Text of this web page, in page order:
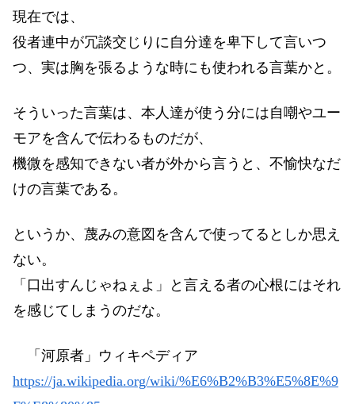
現在では、
役者連中が冗談交じりに自分達を卑下して言いつ
つ、実は胸を張るような時にも使われる言葉かと。
そういった言葉は、本人達が使う分には自嘲やユー
モアを含んで伝わるものだが、
機微を感知できない者が外から言うと、不愉快なだ
けの言葉である。
というか、蔑みの意図を含んで使ってるとしか思え
ない。
「口出すんじゃねぇよ」と言える者の心根にはそれ
を感じてしまうのだな。
「河原者」ウィキペディア
https://ja.wikipedia.org/wiki/%E6%B2%B3%E5%8E%9